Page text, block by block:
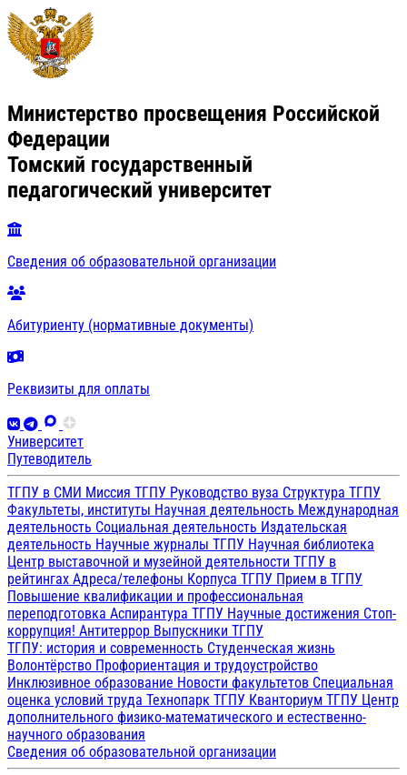
Министерство просвещения Российской
Федерации
Томский государственный
педагогический университет
Сведения об образовательной организации
Абитуриенту (нормативные документы)
Реквизиты для оплаты
Университет
Путеводитель
ТГПУ в СМИ Миссия ТГПУ Руководство вуза Структура ТГПУ
Факультеты, институты Научная деятельность Международная
деятельность Социальная деятельность Издательская
деятельность Научные журналы ТГПУ Научная библиотека
Центр выставочной и музейной деятельности ТГПУ в
рейтингах Адреса/телефоны Корпуса ТГПУ Прием в ТГПУ
Повышение квалификации и профессиональная
переподготовка Аспирантура ТГПУ Научные достижения Стоп-
коррупция! Антитеррор Выпускники ТГПУ
ТГПУ: история и современность Студенческая жизнь
Волонтёрство Профориентация и трудоустройство
Инклюзивное образование Новости факультетов Специальная
оценка условий труда Технопарк ТГПУ Кванториум ТГПУ Центр
дополнительного физико-математического и естественно-
научного образования
Сведения об образовательной организации